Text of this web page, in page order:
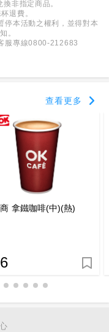
非指定商品。
退費。
停本活動之權利，並得對本
。
服專線0800-212683
查看更多
拿鐵咖啡(中)(熱)